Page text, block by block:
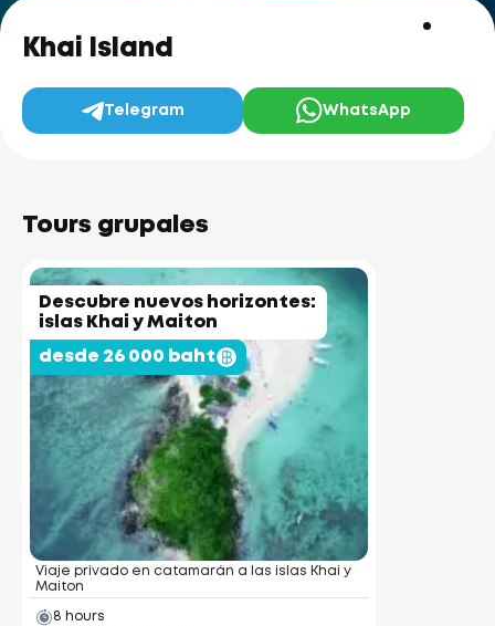
Khai Island
Telegram WhatsApp
Tours grupales
Descubre nuevos horizontes:
islas Khai y Maiton
desde 26 000 baht
Viaje privado en catamarán a las islas Khai y
Maiton
8 hours